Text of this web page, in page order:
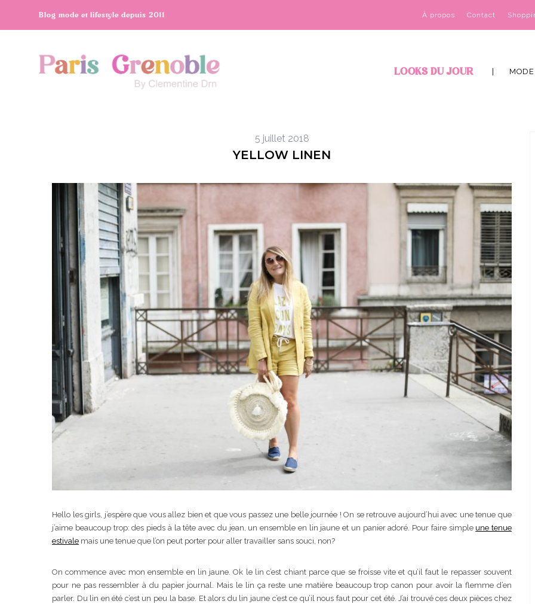
À propos Contact
Blog mode et lifestyle depuis 2011
LOOKS DU JOUR MODE
5 juillet 2018
YELLOW LINEN
Hello les girls, j’espère que vous allez bien et que vous passez une belle journée ! On se retrouve aujourd’hui avec une tenue que
j’aime beaucoup trop: des pieds à la tête avec du jean, un ensemble en lin jaune et un panier adoré. Pour faire simple une tenue
estivale mais une tenue que l’on peut porter pour aller travailler sans souci, non?
On commence avec mon ensemble en lin jaune. Ok le lin c’est chiant parce que se froisse vite et qu’il faut le repasser souvent
pour ne pas ressembler à du papier journal. Mais le lin ça reste une matière beaucoup trop canon pour avoir la flemme d’en
parler. Du lin en été c’est un peu la base. Et alors du lin jaune c’est ce qu’il nous faut pour cet été. J’ai trouvé ces deux pièces chez